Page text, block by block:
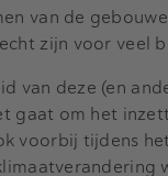
van de
zijn voor veel
van deze (en
gaat om het
voorbij tijdens